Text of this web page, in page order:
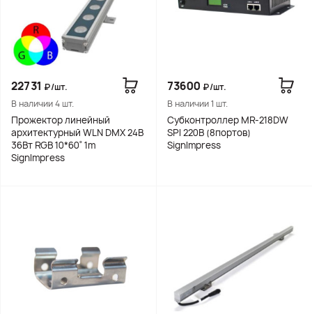
22731 ₽/шт.
В наличии 4 шт.
Прожектор линейный
архитектурный WLN DMX 24В
36Вт RGB 10*60˚ 1m
SignImpress
73600 ₽/шт.
В наличии 1 шт.
Субконтроллер MR-218DW
SPI 220В (8портов)
SignImpress